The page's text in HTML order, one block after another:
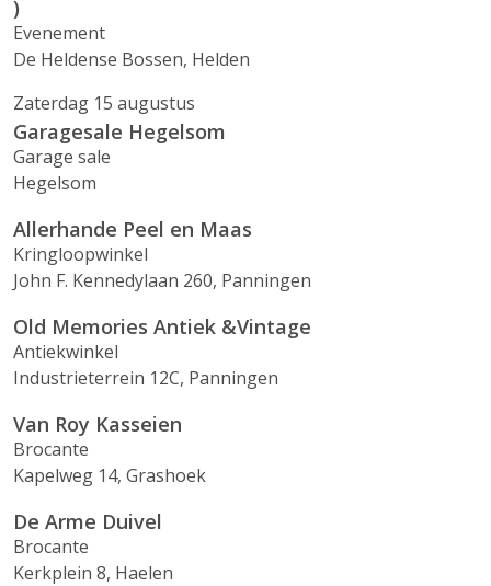
)
Evenement
De Heldense Bossen, Helden
Zaterdag 15 augustus
Garagesale Hegelsom
Garage sale
Hegelsom
Allerhande Peel en Maas
Kringloopwinkel
John F. Kennedylaan 260, Panningen
Old Memories Antiek &Vintage
Antiekwinkel
Industrieterrein 12C, Panningen
Van Roy Kasseien
Brocante
Kapelweg 14, Grashoek
De Arme Duivel
Brocante
Kerkplein 8, Haelen